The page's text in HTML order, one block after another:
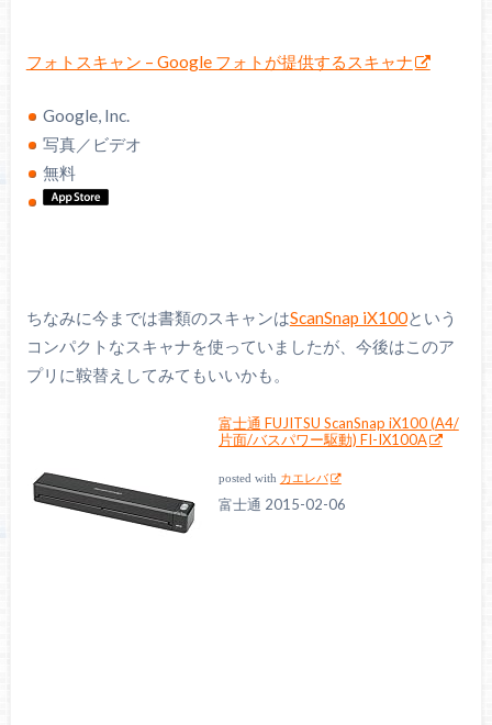
フォトスキャン – Google フォトが提供するスキャナ
Google, Inc.
写真／ビデオ
無料
ちなみに今までは書類のスキャンはScanSnap iX100という
コンパクトなスキャナを使っていましたが、今後はこのア
プリに鞍替えしてみてもいいかも。
富士通 FUJITSU ScanSnap iX100 (A4/
片面/バスパワー駆動) FI-IX100A
posted with カエレバ
富士通 2015-02-06